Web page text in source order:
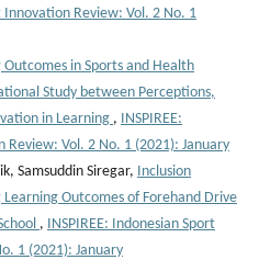
Innovation Review: Vol. 2 No. 1
Outcomes in Sports and Health
Study between Perceptions,
in Learning , INSPIREE:
Review: Vol. 2 No. 1 (2021): January
Samsuddin Siregar, Inclusion
Outcomes of Forehand Drive
, INSPIREE: Indonesian Sport
1 (2021): January